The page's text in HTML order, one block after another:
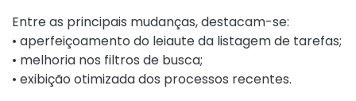
Entre as principais mudanças, destacam-se:
• aperfeiçoamento do leiaute da listagem de tarefas;
• melhoria nos filtros de busca;
• exibição otimizada dos processos recentes.